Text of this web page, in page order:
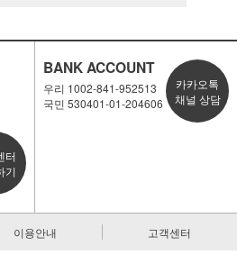
터
기
BANK ACCOUNT
우리 1002-841-952513
국민 530401-01-204606
카카오톡
채널 상담
이용안내 고객센터